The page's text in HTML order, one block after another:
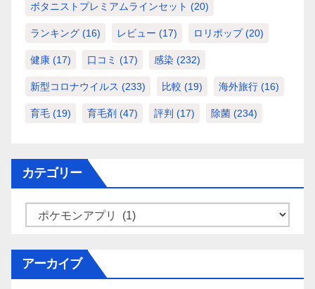
ボタニストプレミアムラインセット (20)
ランキング (16) レビュー (17) ロリポップ(20)
健康 (17) 口コミ (17) 感染 (232)
新型コロナウイルス (233) 比較 (19) 海外旅行 (16)
育毛 (19) 育毛剤 (47) 評判 (17) 除菌 (234)
カテゴリー
アーカイブ